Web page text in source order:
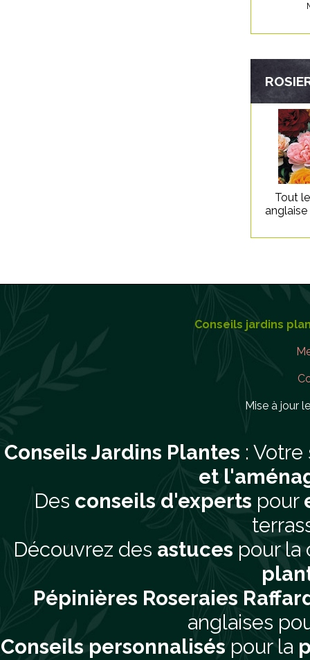
Tout
Conseils jardins
Mise à jour
Conseils Jardins Plantes :
et
Des conseils d'experts pour
Découvrez des astuces pour
Pépinières Roseraies
anglaises
Conseils personnalisés pour la